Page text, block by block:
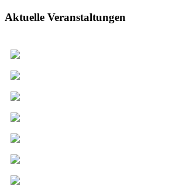
Aktuelle Veranstaltungen